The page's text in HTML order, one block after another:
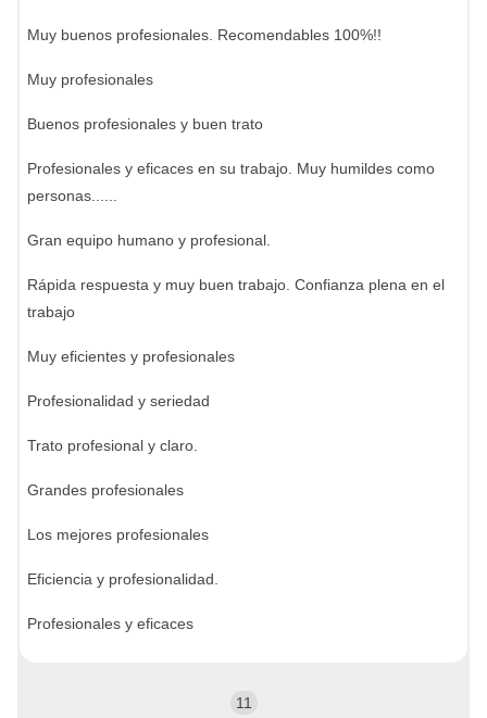
Muy buenos profesionales. Recomendables 100%!!
Muy profesionales
Buenos profesionales y buen trato
Profesionales y eficaces en su trabajo. Muy humildes como
personas......
Gran equipo humano y profesional.
Rápida respuesta y muy buen trabajo. Confianza plena en el
trabajo
Muy eficientes y profesionales
Profesionalidad y seriedad
Trato profesional y claro.
Grandes profesionales
Los mejores profesionales
Eficiencia y profesionalidad.
Profesionales y eficaces
11